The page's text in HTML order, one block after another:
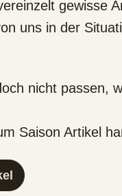
gewisse
uns in der
nicht passen,
Saison Artikel